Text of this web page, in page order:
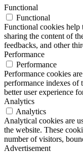
Functional
Functional
Functional cookies
sharing the content of
feedbacks, and other
Performance
Performance
Performance cookies
performance indexes of
better user experience
Analytics
Analytics
Analytical cookies are
the website. These
number of visitors,
Advertisement